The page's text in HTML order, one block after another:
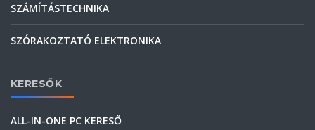
SZÁMÍTÁSTECHNIKA
SZÓRAKOZTATÓ ELEKTRONIKA
KERESŐK
ALL-IN-ONE PC KERESŐ